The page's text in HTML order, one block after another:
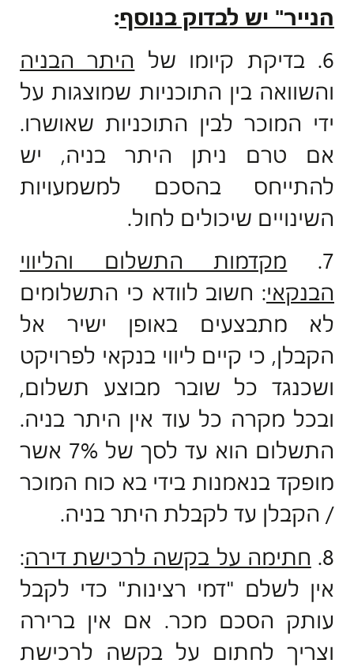
הנייר" יש לבדוק בנוסף:
6. בדיקת קיומו של
היתר הבניה
והשוואה בין התוכניות שמוצגות על
ידי המוכר לבין התוכניות שאושרו.
אם טרם ניתן היתר בניה, יש
להתייחס בהסכם למשמעויות
השינויים שיכולים לחול.
7.
מקדמות התשלום והליווי
הבנקאי: חשוב לוודא כי התשלומים
לא מתבצעים באופן ישיר אל
הקבלן, כי קיים ליווי בנקאי לפרויקט
ושכנגד כל שובר מבוצע תשלום,
ובכל מקרה כל עוד אין היתר בניה.
התשלום הוא עד לסך של 7% אשר
מופקד בנאמנות בידי בא כוח המוכר
/ הקבלן עד לקבלת היתר בניה.
8. חתימה על בקשה לרכישת דירה:
אין לשלם "דמי רצינות" כדי לקבל
עותק הסכם מכר. אם אין ברירה
וצריך לחתום על בקשה לרכישת